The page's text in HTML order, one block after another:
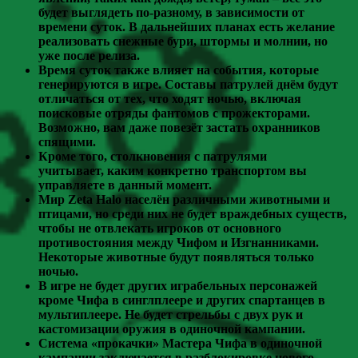
будет выглядеть по-разному, в зависимости от
времени суток. В дальнейших планах есть желание
реализовать снежные бури, штормы и молнии, но
уже после релиза.
Время суток также влияет на события, которые
генерируются в игре. Составы патрулей днём будут
отличаться от тех, что ходят ночью, включая
поисковые отряды фантомов с прожекторами.
Возможно, вам даже повезёт застать охранников
спящими.
Кроме того, столкновения с патрулями
учитывает, каким конкретно транспортом вы
управляете в данный момент.
Мир Zeta Halo населён различными животными и
птицами, но среди них не будет враждебных существ,
чтобы не отвлекать игроков от основного
противостояния между Чифом и Изгнанниками.
Некоторые животные будут появляться только
ночью.
В игре не будет других играбельных персонажей
кроме Чифа в синглплеере и других спартанцев в
мультиплеере. Не будет стрельбы с двух рук и
кастомизации оружия в одиночной кампании.
Система «прокачки» Мастера Чифа в одиночной